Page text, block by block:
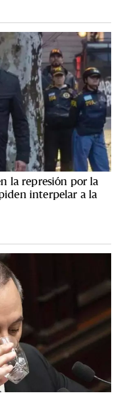
la represión por la
interpelar a la